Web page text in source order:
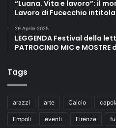
“Luana. Vita e lavoro”: il
Lavoro di Fucecchio
29 Aprile 2025
LEGGENDA Festival della
PATROCINIO MIC e
Tags
arazzi arte Calcio
Empoli eventi Firenze